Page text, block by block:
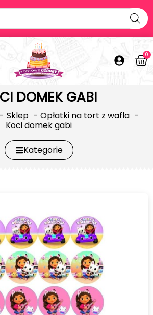
0
DOMEK GABI
Sklep
Opłatki na tort z wafla
Koci domek gabi
Kategorie